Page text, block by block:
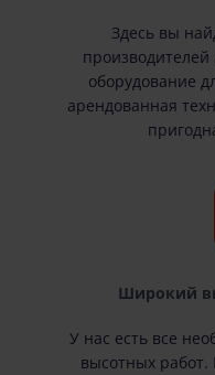
Здесь вы
оборудование
арендованная
Широкий
У нас есть все
высотных